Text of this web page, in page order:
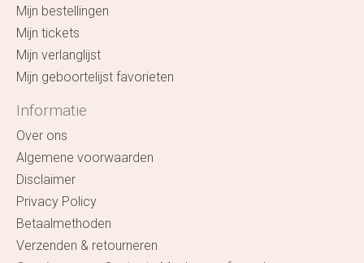
Mijn bestellingen
Mijn tickets
Mijn verlanglijst
Mijn geboortelijst favorieten
Informatie
Over ons
Algemene voorwaarden
Disclaimer
Privacy Policy
Betaalmethoden
Verzenden & retourneren